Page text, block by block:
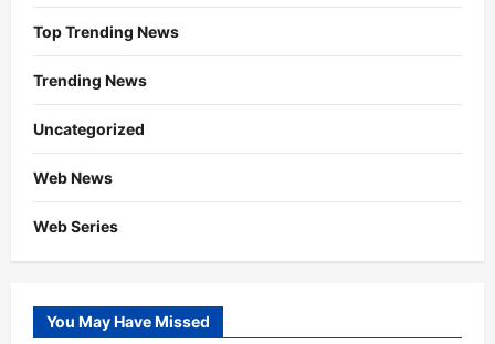
Top Trending News
Trending News
Uncategorized
Web News
Web Series
You May Have Missed